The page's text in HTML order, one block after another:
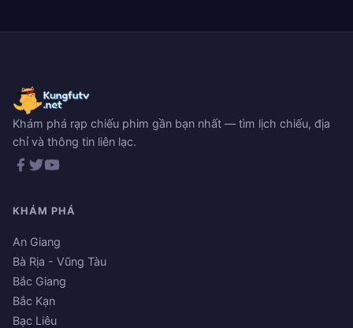
Khám phá rạp chiếu phim gần bạn nhất — tìm lịch chiếu, địa
chỉ và thông tin liên lạc.
KHÁM PHÁ
An Giang
Bà Rịa - Vũng Tàu
Bắc Giang
Bắc Kạn
Bạc Liêu